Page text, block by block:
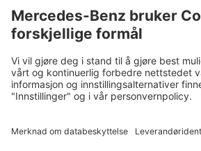
Fare, lav temperatur